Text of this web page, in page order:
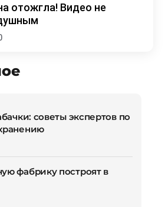
отожгла! Видео не
советы экспертов по
фабрику построят в